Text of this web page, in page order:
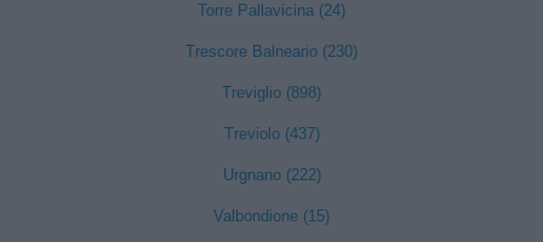
Torre Pallavicina (24)
Trescore Balneario (230)
Treviglio (898)
Treviolo (437)
Urgnano (222)
Valbondione (15)